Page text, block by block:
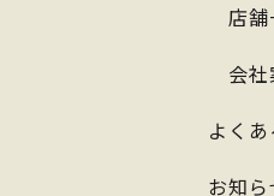
店
会
よく
お知